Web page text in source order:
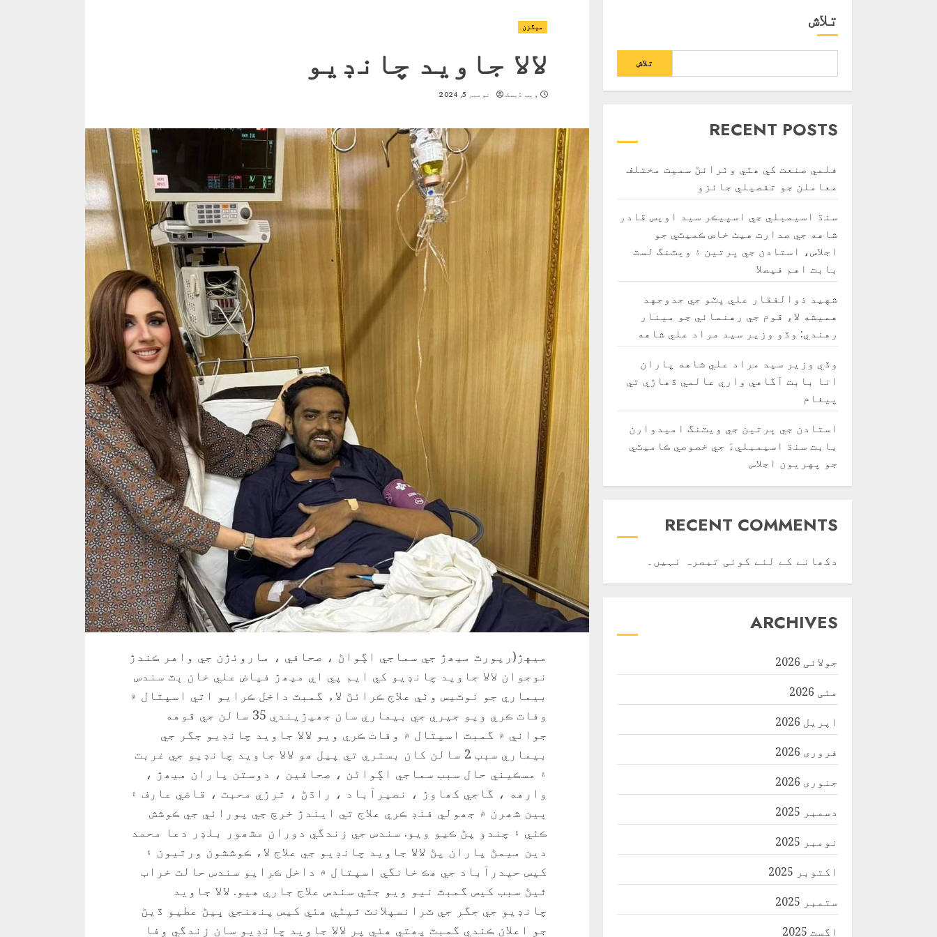
ميگزن
لالا جاويد چانڊيو
ویب ڈیسک نومبر 5, 2024
ميهڙ(رپورٽ ميھڙ جي سماجي اڳواڻ ، صحافي ، ماروئڙن جي واهر ڪندڙ
نوجوان لالا جاويد چانڊيو کي ايم پي اي ميھڙ فياض علي خان ٻٽ سندس
بيماري جو نوٽيس وٺي علاج ڪرائڻ لاء گمبٽ داخل ڪرايو اتي اسپتال ۾
وفات ڪري ويو جيري جي بيماري سان جھيڙيندي 35 سالن جي ڦوهه
جواني ۾ گمبٽ اسپتال ۾ وفات ڪري ويو لالا جاويد چانڊيو جگر جي
بيماري سبب 2 سالن کان بستري تي پيل ھو لالا جاويد چانڊيو جي غربت
۽ مسڪيني حال سبب سماجي اڳواڻن ، صحافين ، دوستن پاران ميھڙ ،
وارهه ، گاجي کھاوڙ ، نصيرآباد ، راڌڻ ، ٿرڙي محبت ، قاضي عارف ۽
ٻين شھرن ۾ جھولي فنڊ ڪري علاج تي ايندڙ خرچ جي پورائي جي ڪوشش
ڪئي ۽ چندو پڻ ڪيو ويو. سندس جي زندگي دوران مشھور بلڊر دعا محمد
دين ميمڻ پاران پڻ لالا جاويد چانڊيو جي علاج لاء ڪوششون ورتيون ۽
کيس حيدرآباد جي ھڪ خانگي اسپتال ۾ داخل ڪرايو سندس حالت خراب
ٿيڻ سبب کيس گمبٽ نيو ويو جتي سندس علاج جاري ھيو. لالا جاويد
چانڊيو جي جگر جي ٽرانسپلانٽ ٿيڻي ھئي کيس پنھنجي ڀيڻ عطيو ڏيڻ
جو اعلان ڪندي گمبٽ پھتي ھئي پر لالا جاويد چانڊيو سان زندگي وفا
تلاش
تلاش
RECENT POSTS
فلمي صنعت کي ھٿي وٺرائڻ سميت مختلف
معاملن جو تفصيلي جائزو
سنڌ اسيمبلي جي اسپيڪر سيد اويس قادر
شاهه جي صدارت هيٺ خاص ڪميٽي جو
اجلاس، استادن جي ڀرتين ۽ ويٽنگ لسٽ
بابت اهم فيصلا
شهيد ذوالفقار علي ڀٽو جي جدوجهد
هميشه لاءِ قوم جي رهنمائي جو مينار
رهندي: وڏو وزير سيد مراد علي شاهه
وڏي وزير سيد مراد علي شاهه پاران
انا بابت آگاهي واري عالمي ڏھاڙي تي
پيغام
استادن جي ڀرتين جي ويٽنگ اميدوارن
بابت سنڌ اسيمبليءَ جي خصوصي ڪاميٽي
جو پهريون اجلاس
RECENT COMMENTS
دکھانے کے لئے کوئی تبصرہ نہیں۔
ARCHIVES
جولائی 2026
مئی 2026
اپریل 2026
فروری 2026
جنوری 2026
دسمبر 2025
نومبر 2025
اکتوبر 2025
ستمبر 2025
اگست 2025